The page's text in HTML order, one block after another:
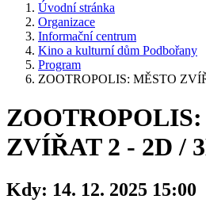
Úvodní stránka
Organizace
Informační centrum
Kino a kulturní dům Podbořany
Program
ZOOTROPOLIS: MĚSTO
ZVÍŘAT 2 - 2D /
Kdy: 14. 12. 2025 15:00